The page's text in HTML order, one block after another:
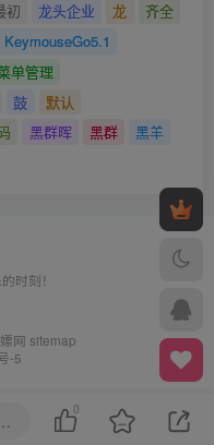
初 龙头企业 龙
齐全
单管理
鼓
默认
黑群晖 黑群
黑羊
时刻！
网 sitemap
-5
评论【中文+数字】或【中文】
0